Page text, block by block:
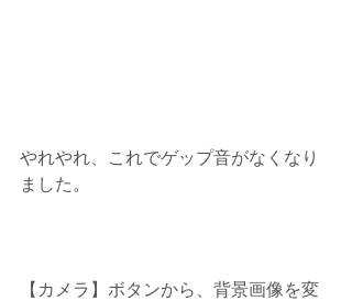
やれやれ、これでゲップ音がなくなり
ました。
【カメラ】ボタンから、背景画像を変